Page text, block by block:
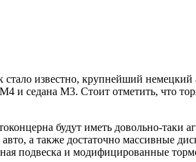
стало известно, крупнейший
и седана M3. Стоит отметить, что
будут иметь довольно-
а также достаточно массивные
подвеска и модифицированные